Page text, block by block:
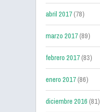
abril 2017(78)
marzo 2017(89)
febrero 2017(83)
enero 2017(86)
diciembre 2016(81)